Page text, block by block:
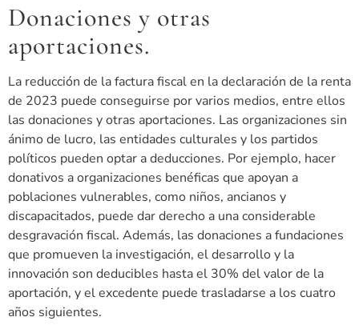
Donaciones y otras
aportaciones.
La reducción de la factura fiscal en la declaración de la renta
de 2023 puede conseguirse por varios medios, entre ellos
las donaciones y otras aportaciones. Las organizaciones sin
ánimo de lucro, las entidades culturales y los partidos
políticos pueden optar a deducciones. Por ejemplo, hacer
donativos a organizaciones benéficas que apoyan a
poblaciones vulnerables, como niños, ancianos y
discapacitados, puede dar derecho a una considerable
desgravación fiscal. Además, las donaciones a fundaciones
que promueven la investigación, el desarrollo y la
innovación son deducibles hasta el 30% del valor de la
aportación, y el excedente puede trasladarse a los cuatro
años siguientes.